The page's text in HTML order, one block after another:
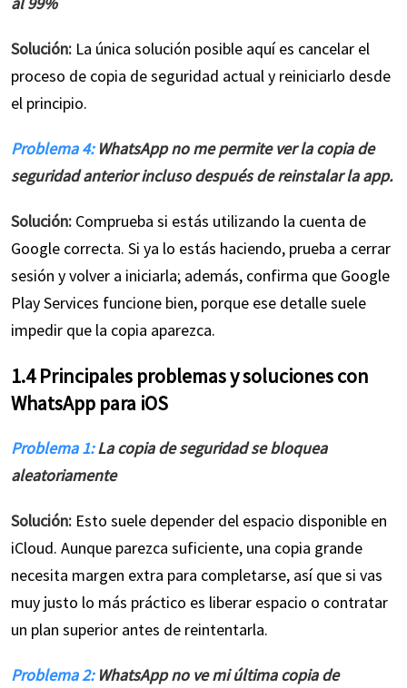
Solución: La única solución posible aquí es cancelar el
proceso de copia de seguridad actual y reiniciarlo desde
el principio.
Problema 4:WhatsApp no me permite ver la copia de
seguridad anterior incluso después de reinstalar la app.
Solución: Comprueba si estás utilizando la cuenta de
Google correcta. Si ya lo estás haciendo, prueba a cerrar
sesión y volver a iniciarla; además, confirma que Google
Play Services funcione bien, porque ese detalle suele
impedir que la copia aparezca.
1.4 Principales problemas y soluciones con
WhatsApp para iOS
Problema 1:La copia de seguridad se bloquea
aleatoriamente
Solución: Esto suele depender del espacio disponible en
iCloud. Aunque parezca suficiente, una copia grande
necesita margen extra para completarse, así que si vas
muy justo lo más práctico es liberar espacio o contratar
un plan superior antes de reintentarla.
Problema 2:WhatsApp no ve mi última copia de